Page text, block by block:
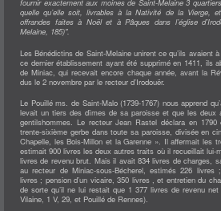
BASKET
CYCLO
FITNESS IRODOUËR
LE RELAIS
MULTI-SPORTS 6-8 ANS
QI GONG - MÉLIMÉLO
TWIRLING
CULTURE
COMITÉ DES FÊTES
GRATTE & CO
THÉATRE LA TROTHEDI
YOGA DU RIRE
AUTRE
AMICAL DES SAPEURS POMPIERS
ASSOCIATION "EN AVANT FLORIAN"
CLUB DES LOISIRS
COUTURE
LE SOLEX DES TROPIQUES
OENOLOGIE
SECONDE VIE - RESSOURCERIE
fournir exactement aux moines de Saint-Melaine 3
quelle qu’elle soit, livrables à la Nativité de la Vierge,
offrandes faites à Noël et à Pâques dans l’église
Melaine, 185)".
Les Bénédictins de Saint-Melaine unirent ce qu’ils avaient
ce dernier établissement ayant été supprimé en 1411, ils
de Miniac, qui recevait encore chaque année, avant la
dus le 2 novembre par le recteur d’Irodouër.
Le Pouillé ms. de Saint-Malo (1739-1767) nous apprend
levait un tiers des dîmes de sa paroisse et que les deux
gentilshommes. Le recteur Jean Rastel déclara en
trente-sixième gerbe dans toute sa paroisse, divisée en
Chapelle, les Bois-Millon et la Garenne ». Il affermait les
estimait 900 livres les deux autres traits où il recueillait lui-
livres de revenu brut. Mais il avait 834 livres de charges,
au recteur de Miniac-sous-Bécherel, estimés 226
livres ; pension d’un vicaire, 350 livres , et entretien du
de sorte qu’il ne lui restait que 1 377 livres de revenu net
Vilaine, 1 V, 29, et Pouillé de Rennes).